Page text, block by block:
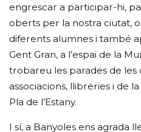
engrescar a participar-hi,
oberts per la nostra ciutat,
diferents alumnes i també
Gent Gran, a l’espai de la
trobareu les parades de les
associacions, llibreries i de
Pla de l’Estany.
I sí, a Banyoles ens agrada